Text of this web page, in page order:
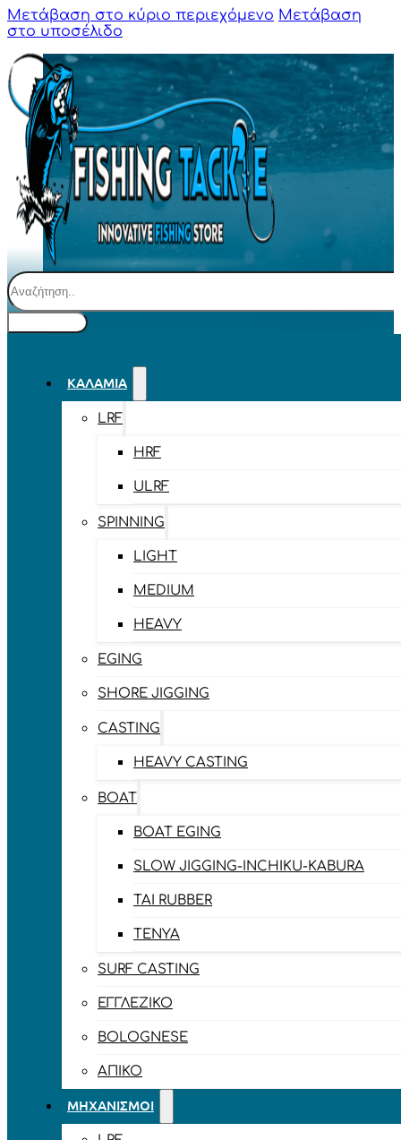
Μετάβαση στο κύριο περιεχόμενο Μετάβαση
στο υποσέλιδο
Αναζήτηση
ΚΑΛΆΜΙΑ
LRF
HRF
ULRF
SPINNING
LIGHT
MEDIUM
HEAVY
EGING
SHORE JIGGING
CASTING
HEAVY CASTING
BOAT
BOAT EGING
SLOW JIGGING-INCHIKU-KABURA
TAI RUBBER
TENYA
SURF CASTING
ΕΓΓΛΈΖΙΚΟ
BOLOGNESE
ΑΠΊΚΟ
ΜΗΧΑΝΙΣΜΟΊ